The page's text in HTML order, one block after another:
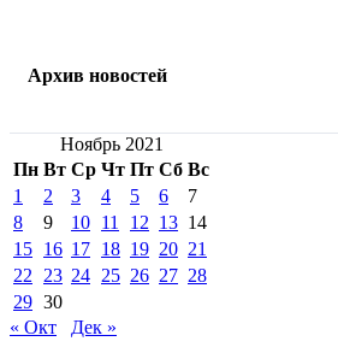
Архив новостей
Ноябрь 2021
Пн Вт Ср Чт Пт Сб Вс
1
2 3 4 5 6
7
8
9 10 11 12 13 14
15 16 17 18 19 20 21
22
23 24 25 26 27 28
29 30
« Окт
Дек »